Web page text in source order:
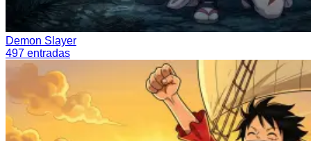
Demon Slayer
497 entradas